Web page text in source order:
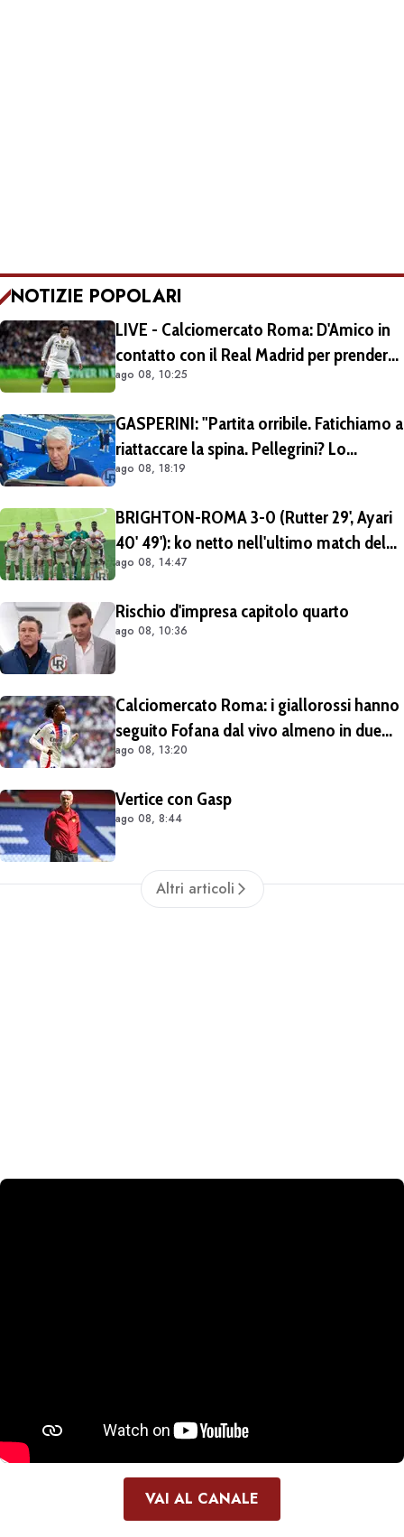
NOTIZIE POPOLARI
LIVE - Calciomercato Roma: D'Amico in
contatto con il Real Madrid per prendere
Endrick in prestito con diritto di riscatto.
ago 08, 10:25
GASPERINI: "Partita orribile. Fatichiamo a
riattaccare la spina. Pellegrini? Lo
rivedremo in campo tra un mese.
ago 08, 18:19
BRIGHTON-ROMA 3-0 (Rutter 29', Ayari
40' 49'): ko netto nell'ultimo match del
tour britannico (FOTO e VIDEO)
ago 08, 14:47
Rischio d'impresa capitolo quarto
ago 08, 10:36
Calciomercato Roma: i giallorossi hanno
seguito Fofana dal vivo almeno in due
occasioni. Costa 40/45 milioni
ago 08, 13:20
Vertice con Gasp
ago 08, 8:44
Altri articoli
VAI AL CANALE